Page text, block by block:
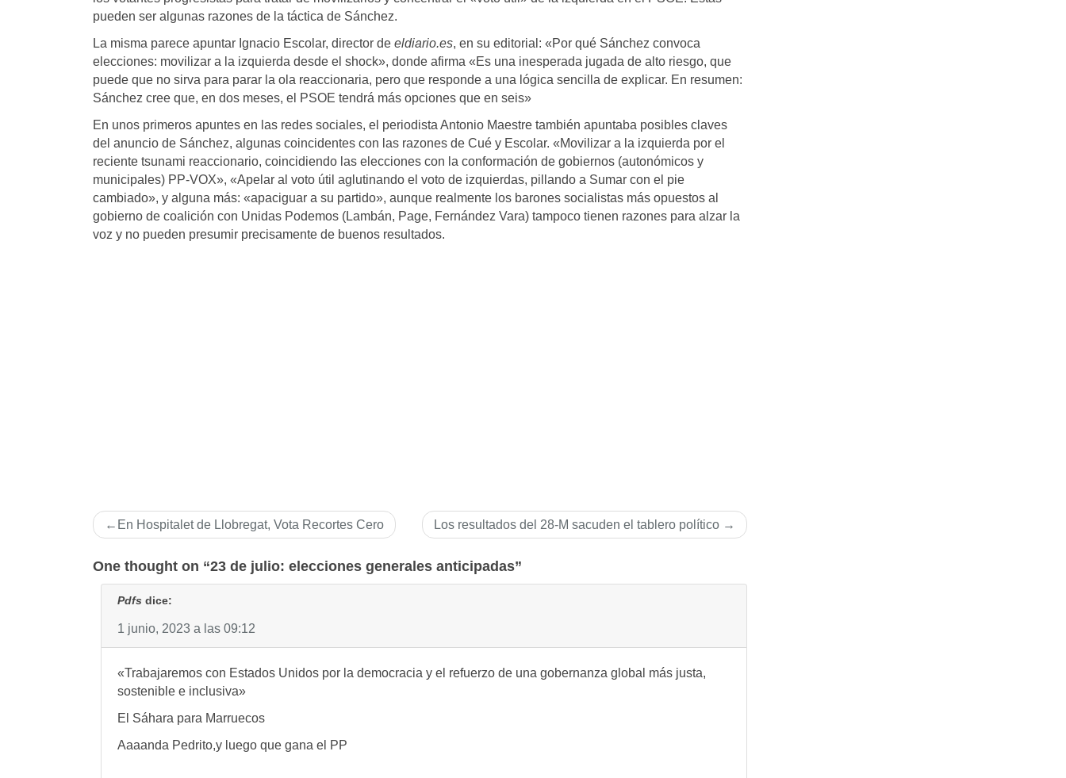
pueden ser algunas razones de la táctica de Sánchez.
La misma parece apuntar Ignacio Escolar, director de eldiario.es, en su editorial: «Por qué Sánchez convoca
elecciones: movilizar a la izquierda desde el shock», donde afirma «Es una inesperada jugada de alto riesgo, que
puede que no sirva para parar la ola reaccionaria, pero que responde a una lógica sencilla de explicar. En resumen:
Sánchez cree que, en dos meses, el PSOE tendrá más opciones que en seis»
En unos primeros apuntes en las redes sociales, el periodista Antonio Maestre también apuntaba posibles claves
del anuncio de Sánchez, algunas coincidentes con las razones de Cué y Escolar. «Movilizar a la izquierda por el
reciente tsunami reaccionario, coincidiendo las elecciones con la conformación de gobiernos (autonómicos y
municipales) PP-VOX», «Apelar al voto útil aglutinando el voto de izquierdas, pillando a Sumar con el pie
cambiado», y alguna más: «apaciguar a su partido», aunque realmente los barones socialistas más opuestos al
gobierno de coalición con Unidas Podemos (Lambán, Page, Fernández Vara) tampoco tienen razones para alzar la
voz y no pueden presumir precisamente de buenos resultados.
Navegación
de
entradas
En Hospitalet de Llobregat, Vota Recortes Cero Los resultados del 28-M sacuden el tablero político
One thought on “23 de julio: elecciones generales anticipadas”
Pdfs dice:
1 junio, 2023 a las 09:12
«Trabajaremos con Estados Unidos por la democracia y el refuerzo de una gobernanza global más justa,
sostenible e inclusiva»
El Sáhara para Marruecos
Aaaanda Pedrito,y luego que gana el PP